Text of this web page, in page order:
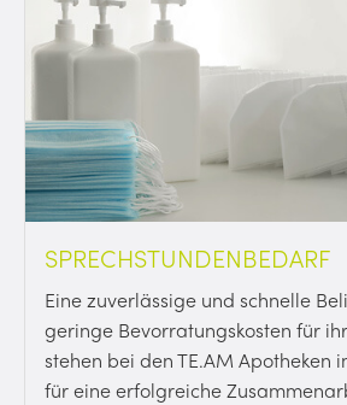
SPRECHSTUNDENBEDARF
Eine zuverlässige und schnelle
geringe Bevorratungskosten für
stehen bei den TE.AM Apotheken
für eine erfolgreiche